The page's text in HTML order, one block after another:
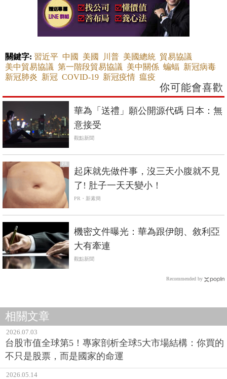
關鍵字: 習近平 中國 美國 川普 美國總統 貿易協議
美中貿易協議 第一階段貿易協議 美中關係 蝙蝠 新冠病毒
新冠肺炎 新冠 COVID-19 新冠疫情 瘟疫
你可能會喜歡
華為「送禮」願公開源代碼 日本：無
意接受
觀點新聞
PR
起床就先做件事，沒三天小腹就不見
了! 肚子一天天變小！
PR・新素簡
機密文件曝光：華為跟伊朗、敘利亞
大有牽連
觀點新聞
Recommended by
相關文章
2026.07.03
台股市值全球第5！專家剖析全球5大市場結構：你買的
不只是股票，而是國家的命運
2026.05.14